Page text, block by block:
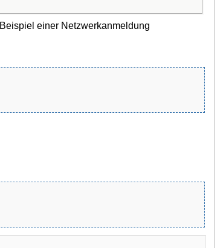
Beispiel einer Netzwerkanmeldung